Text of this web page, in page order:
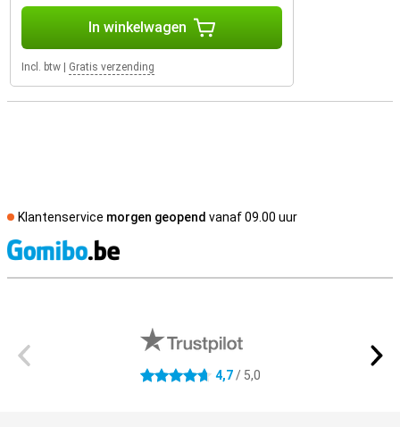
In winkelwagen
Incl. btw Gratis verzending
Klantenservice morgen geopend vanaf 09.00 uur
4.7 sterren 4,7/ 5,0